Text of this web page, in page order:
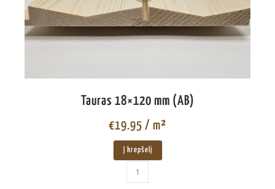
Tauras 18×120 mm (AB)
€19.95 / m²
Į krepšelį